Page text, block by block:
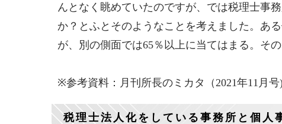
んとなく眺めていたのですが、では税理士事
か？とふとそのようなことを考えました。あ
が、別の側面では65％以上に当てはまる。そ
※参考資料：月刊所長のミカタ（2021年11月号
税理士法人化をしている事務所と個人